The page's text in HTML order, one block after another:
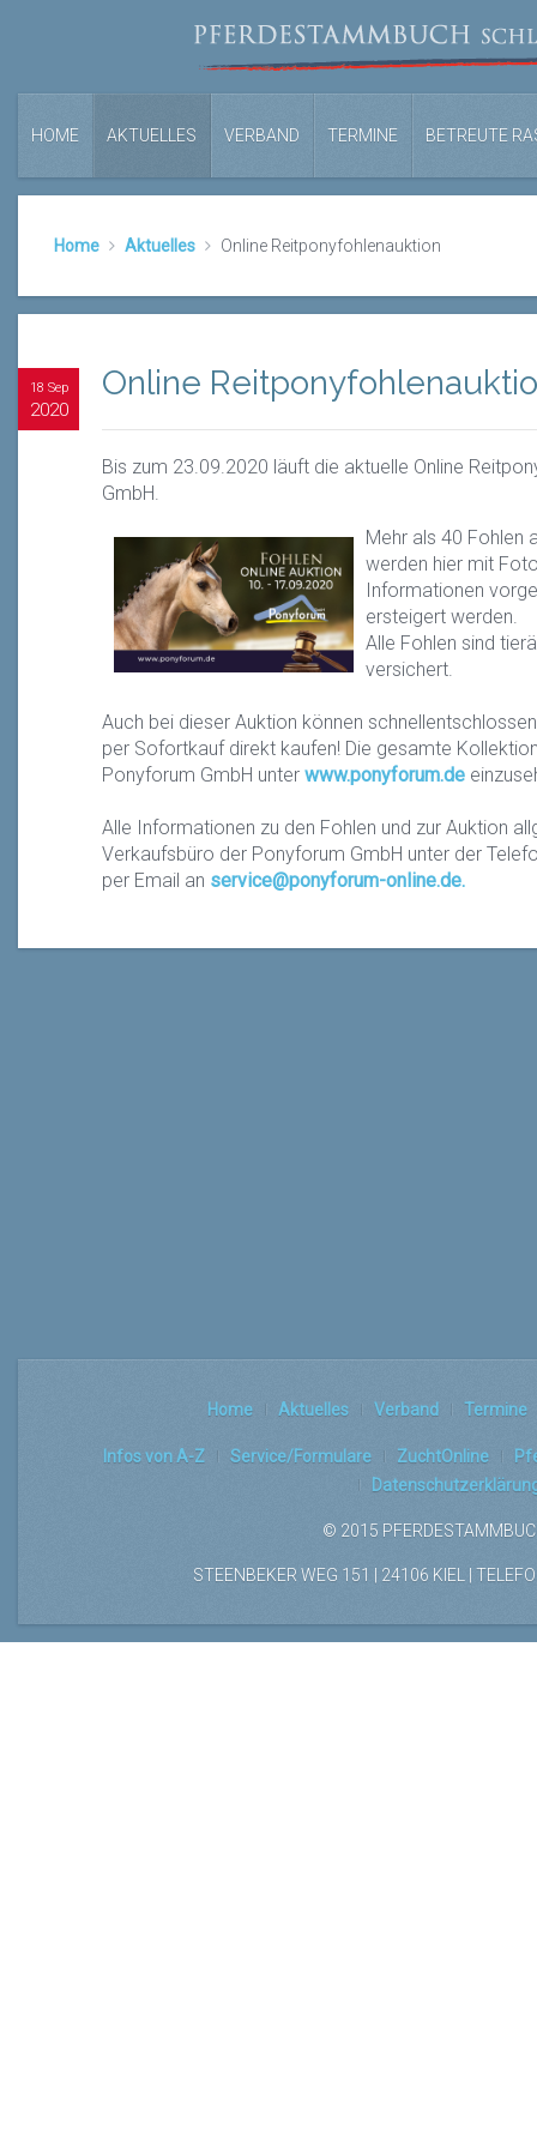
HOME AKTUELLES VERBAND TERMINE BETREUTE
Home Aktuelles Online Reitponyfohlenauktion
18 Sep
2020
Online
Bis zum 23.09.2020 läuft die aktuelle Online
GmbH.
Mehr als 40 Fohlen
werden hier mit
Informationen
ersteigert werden.
Alle Fohlen sind
versichert.
Auch bei dieser Auktion können
per Sofortkauf direkt kaufen! Die gesamte
Ponyforum GmbH unter www.ponyforum.de
Alle Informationen zu den Fohlen und zur Auktion
Verkaufsbüro der Ponyforum GmbH unter der
per Email an service@ponyforum-online.de.
Home Aktuelles Verband Termine
Infos von A-Z Service/Formulare ZuchtOnline
© 2015
STEENBEKER WEG 151 | 24106 KIEL |